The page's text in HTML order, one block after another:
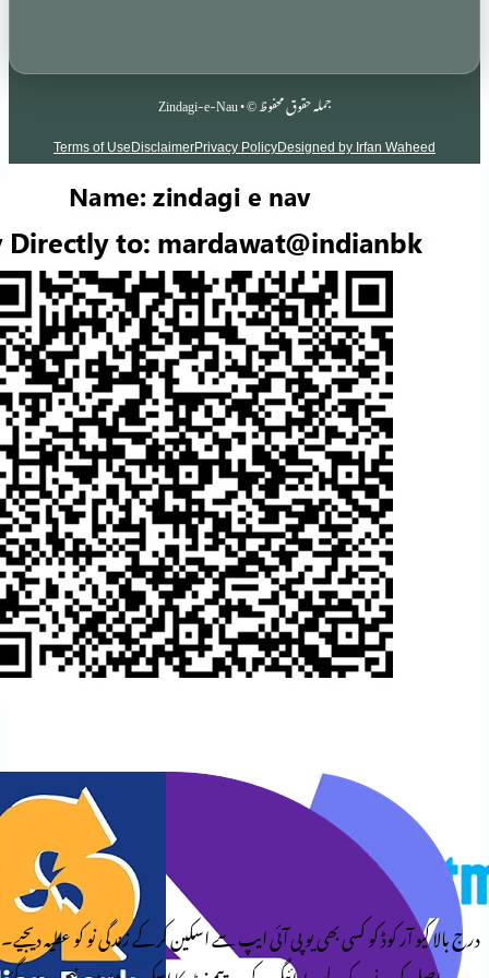
Designed by
Privacy Policy
Disclaimer
Terms of Use
کو کسی بھی یو پی آئی ایپ سے اسکین کرکے زندگی نو کو عطیہ دیجیے۔